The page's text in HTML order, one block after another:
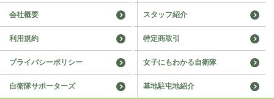
会社概要 スタッフ紹介
利用規約 特定商取引
プライバシーポリシー 女子にもわかる自衛隊
自衛隊サポーターズ 基地駐屯地紹介